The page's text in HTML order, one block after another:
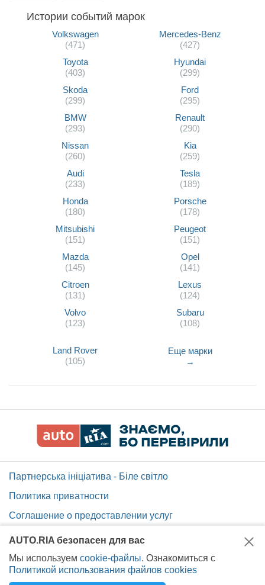
Истории событий марок
Volkswagen
(471)
Mercedes-Benz
(427)
Toyota
(403)
Hyundai
(299)
Skoda
(299)
Ford
(295)
BMW
(293)
Renault
(290)
Nissan
(260)
Kia
(259)
Audi
(233)
Tesla
(189)
Honda
(180)
Porsche
(178)
Mitsubishi
(151)
Peugeot
(151)
Mazda
(145)
Opel
(141)
Citroen
(131)
Lexus
(124)
Volvo
(123)
Subaru
(108)
Land Rover
(105)
Еще марки
→
Партнерська ініціатива - Біле світло
Политика приватности
Соглашение о предоставлении услуг
Помощь по сайту AUTO.RIA
Карта сайта
Вакансии AUTO.RIA
AUTO.RIA безопасен для вас
Мы используем cookie-файлы. Ознакомиться с
Политикой использования файлов cookies